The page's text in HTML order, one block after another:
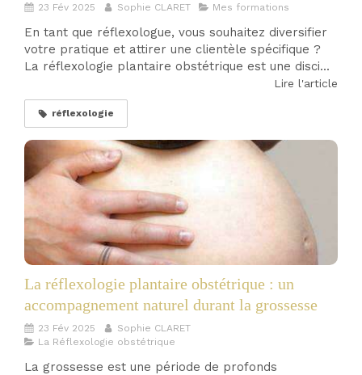
23 Fév 2025 Sophie CLARET Mes formations
En tant que réflexologue, vous souhaitez diversifier
votre pratique et attirer une clientèle spécifique ?
La réflexologie plantaire obstétrique est une disci...
Lire l'article
réflexologie
La réflexologie plantaire obstétrique : un
accompagnement naturel durant la grossesse
23 Fév 2025
Sophie CLARET
La Réflexologie obstétrique
La grossesse est une période de profonds